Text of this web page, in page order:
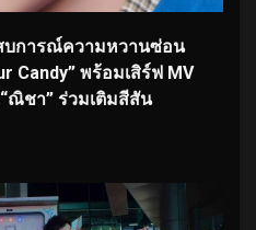
สบการณ์ความหวานซ่อน
Candy” พร้อมเสิร์ฟ MV
ณิชา” ร่วมเติมสีสัน